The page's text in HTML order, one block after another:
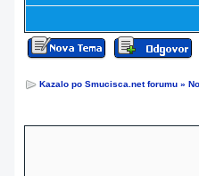
Kazalo po Smucisca.net forumu »